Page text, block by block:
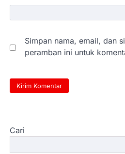
Simpan nama, email, dan
peramban ini untuk
Cari